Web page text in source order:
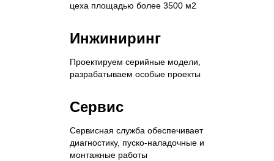
цеха площадью более 3500 м2
Инжиниринг
Проектируем серийные модели,
разрабатываем особые проекты
Сервис
Сервисная служба обеспечивает
диагностику, пуско-наладочные и
монтажные работы